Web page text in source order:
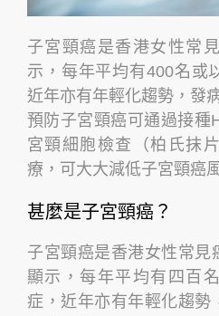
子宮頸癌是香港女性常
示，每年平均有400名或
近年亦有年輕化趨勢，發
預防子宮頸癌可通過接種
宮頸細胞檢查（柏氏抹
療，可大大減低子宮頸癌
甚麼是子宮頸癌？
子宮頸癌是香港女性常見
顯示，每年平均有四百
症，近年亦有年輕化趨勢